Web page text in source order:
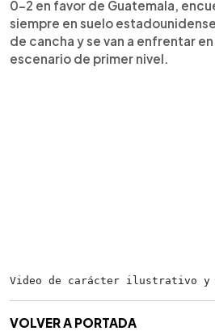
0-2 en favor de Guatemala,
siempre en suelo
de cancha y se van a enfrentar
escenario de primer nivel.
Video de carácter ilustrativo y
VOLVER A PORTADA